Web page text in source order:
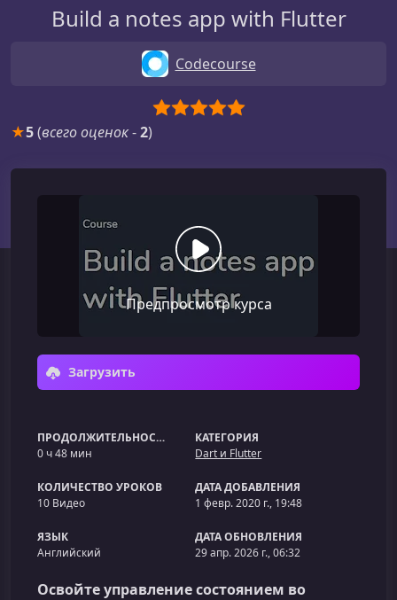
Build a notes app with Flutter
Codecourse
★5(всего оценок-2)
Предпросмотр курса
Загрузить
ПРОДОЛЖИТЕЛЬНОСТЬ
0 ч 48 мин
КАТЕГОРИЯ
Dart и Flutter
КОЛИЧЕСТВО УРОКОВ
10 Видео
ДАТА ДОБАВЛЕНИЯ
1 февр. 2020 г., 19:48
ЯЗЫК
Английский
ДАТА ОБНОВЛЕНИЯ
29 апр. 2026 г., 06:32
Освойте управление состоянием во